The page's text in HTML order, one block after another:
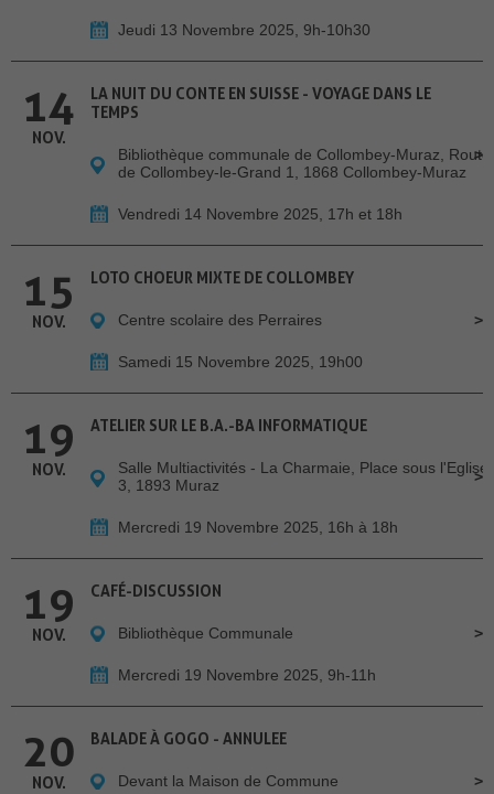
Jeudi 13 Novembre 2025, 9h-10h30
14
NOV.
LA NUIT DU CONTE EN SUISSE - VOYAGE DANS LE
TEMPS
Bibliothèque communale de Collombey-Muraz, Route
de Collombey-le-Grand 1, 1868 Collombey-Muraz
Vendredi 14 Novembre 2025, 17h et 18h
15
NOV.
LOTO CHOEUR MIXTE DE COLLOMBEY
Centre scolaire des Perraires
Samedi 15 Novembre 2025, 19h00
19
NOV.
ATELIER SUR LE B.A.-BA INFORMATIQUE
Salle Multiactivités - La Charmaie, Place sous l'Eglise
3, 1893 Muraz
Mercredi 19 Novembre 2025, 16h à 18h
19
NOV.
CAFÉ-DISCUSSION
Bibliothèque Communale
Mercredi 19 Novembre 2025, 9h-11h
20
NOV.
BALADE À GOGO - ANNULEE
Devant la Maison de Commune